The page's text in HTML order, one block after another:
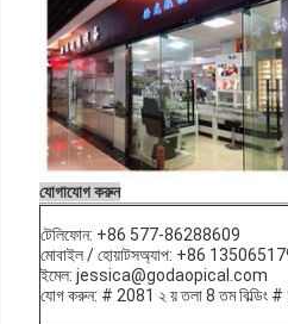
যোগাযোগ করুন
টেলিফোন: +86 577-86288609
মোবাইল / হোয়াটসঅ্যাপ: +86
ইমেল: jessica@godaopical.com
যোগ করুন: # 2081 ২ য় তলা 8 তম বিল্ডিং